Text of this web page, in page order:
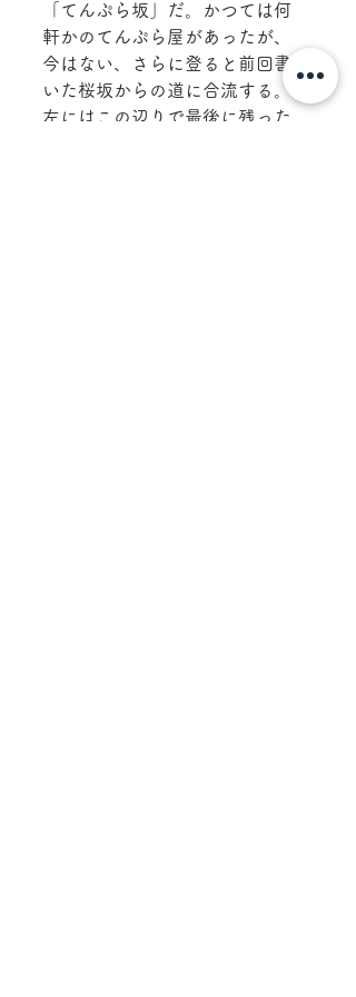
「てんぷら坂」だ。かつては何
軒かのてんぷら屋があったが、
今はない、さらに登ると前回書
いた桜坂からの道に合流する。
左にはこの辺りで最後に残った